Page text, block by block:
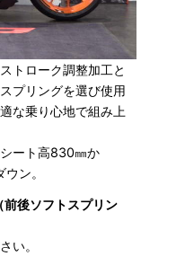
トローク調整加工と
プリングを選び使用
な乗り心地で組み上
ート高830㎜か
ン。
後ソフトスプリン
い。